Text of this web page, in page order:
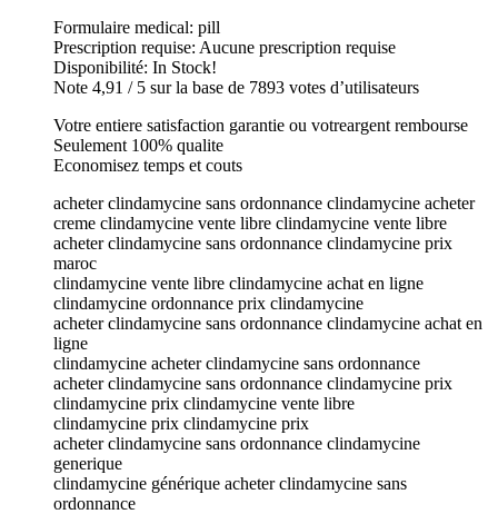
Formulaire medical: pill
Prescription requise: Aucune prescription requise
Disponibilité: In Stock!
Note 4,91 / 5 sur la base de 7893 votes d’utilisateurs
Votre entiere satisfaction garantie ou votreargent rembourse
Seulement 100% qualite
Economisez temps et couts
acheter clindamycine sans ordonnance clindamycine acheter
creme clindamycine vente libre clindamycine vente libre
acheter clindamycine sans ordonnance clindamycine prix
maroc
clindamycine vente libre clindamycine achat en ligne
clindamycine ordonnance prix clindamycine
acheter clindamycine sans ordonnance clindamycine achat en
ligne
clindamycine acheter clindamycine sans ordonnance
acheter clindamycine sans ordonnance clindamycine prix
clindamycine prix clindamycine vente libre
clindamycine prix clindamycine prix
acheter clindamycine sans ordonnance clindamycine
generique
clindamycine générique acheter clindamycine sans
ordonnance